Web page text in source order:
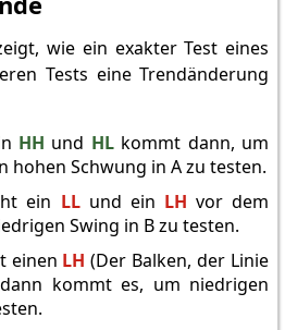
wie ein exakter Test eines
Tests eine Trendänderung
HH und HLkommt dann, um
hohen Schwung in A zu testen.
ein LLund ein LH vor dem
Swing in B zu testen.
einen LH (Der Balken, der Linie
kommt es, um niedrigen